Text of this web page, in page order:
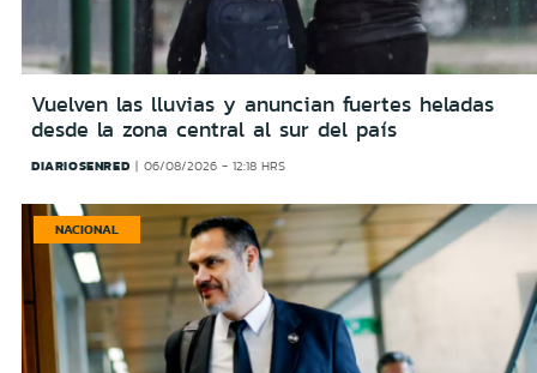
Vuelven las lluvias y anuncian fuertes heladas
desde la zona central al sur del país
DIARIOSENRED 06/08/2026 - 12:18 HRS
NACIONAL